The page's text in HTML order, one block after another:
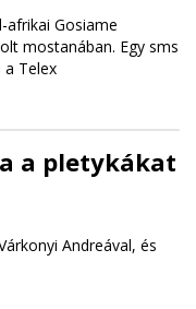
afrikai Gosiame
mostanában. Egy sms
a Telex
a pletykákat
Andreával, és